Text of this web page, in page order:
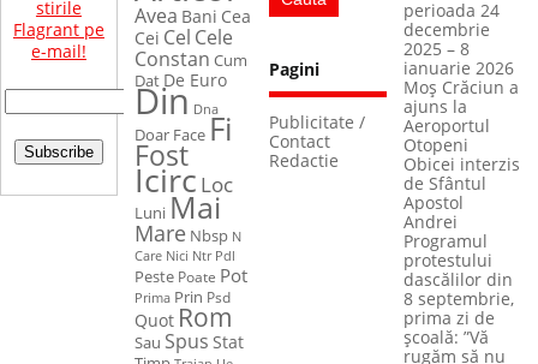
stirile
Flagrant pe
e-mail!
Avea Bani Cea
Cei Cel Cele
Constan Cum
Dat De Euro
Din Dna
Doar FaceFi
Fost
Icirc Loc
Luni Mai
Mare Nbsp N
Care Nici Ntr Pdl
Peste Poate Pot
Prima Prin Psd
Quot Rom
Sau Spus Stat
Pagini
Publicitate /
Contact
Redactie
perioada 24
decembrie
2025 – 8
ianuarie 2026
Moș Crăciun a
ajuns la
Aeroportul
Otopeni
Obicei interzis
de Sfântul
Apostol
Andrei
Programul
protestului
dascălilor din
8 septembrie,
prima zi de
școală: ”Vă
rugăm să nu